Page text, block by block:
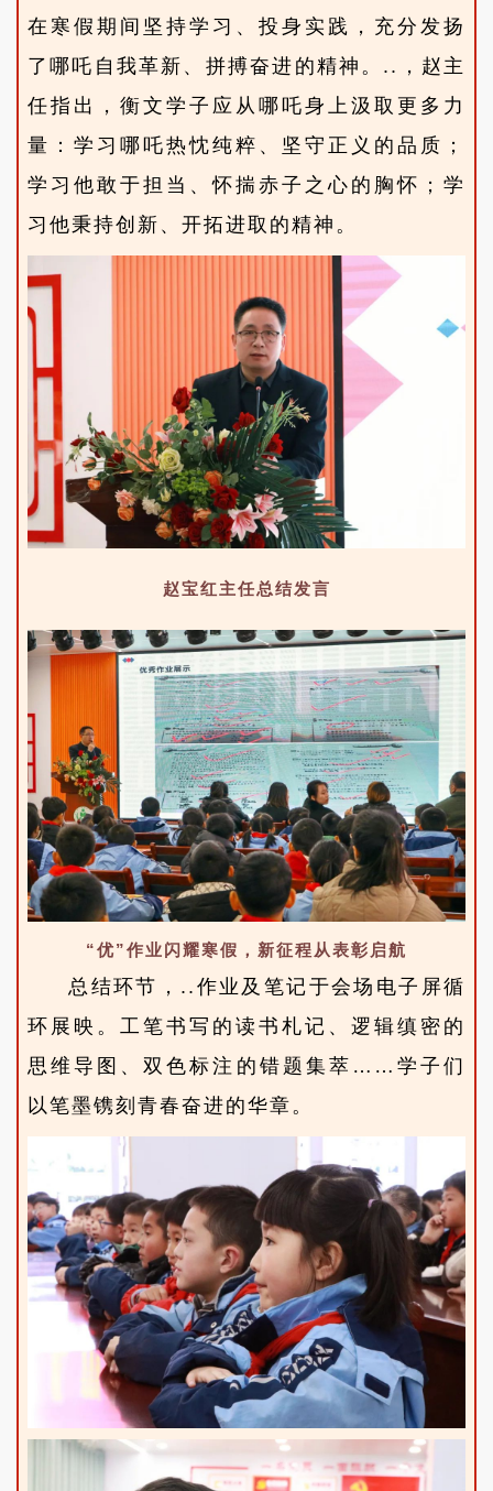
在寒假期间坚持学习、投身实践，充分发扬
了哪吒自我革新、拼搏奋进的精神。..，赵主
任指出，衡文学子应从哪吒身上汲取更多力
量：学习哪吒热忱纯粹、坚守正义的品质；
学习他敢于担当、怀揣赤子之心的胸怀；学
习他秉持创新、开拓进取的精神。
赵宝红主任总结发言
“优”作业闪耀寒假，新征程从表彰启航
总结环节，..作业及笔记于会场电子屏循
环展映。工笔书写的读书札记、逻辑缜密的
思维导图、双色标注的错题集萃……学子们
以笔墨镌刻青春奋进的华章。